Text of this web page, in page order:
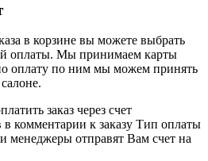
в корзине вы можете выбрать
оплаты. Мы принимаем карты
оплату по ним мы можем принять
заказ через счет
в комментарии к заказу Тип оплаты
менеджеры отправят Вам счет на